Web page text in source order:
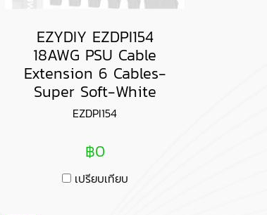
EZYDIY EZDPI154
18AWG PSU Cable
Extension 6 Cables-
Super Soft-White
EZDPI154
฿0
เปรียบเทียบ